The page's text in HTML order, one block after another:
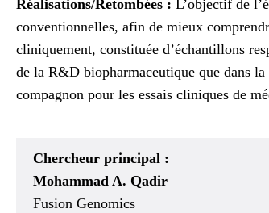
Réalisations/Retombées : L’objectif de
conventionnelles, afin de mieux
cliniquement, constituée d’échantillons
de la R&D biopharmaceutique que dans
compagnon pour les essais cliniques de
Chercheur principal :
Mohammad A. Qadir
Fusion Genomics